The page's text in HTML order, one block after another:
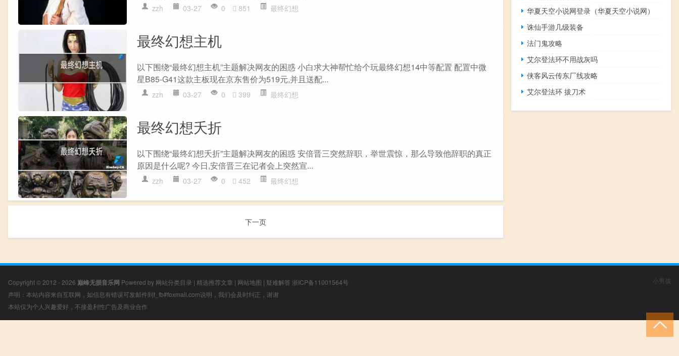
zzh 03-27 0 851 最终幻想
最终幻想主机
以下围绕“最终幻想主机”主题解决网友的困惑 小白求大神帮忙给个玩最终幻想14中等配置 配置中微
星B85-G41这款主板现在京东售价为519元,并且送配...
zzh 03-27 0 399 最终幻想
最终幻想夭折
以下围绕“最终幻想夭折”主题解决网友的困惑 安倍晋三突然辞职，举世震惊，那么导致他辞职的真正
原因是什么呢? 今日,安倍晋三在记者会上突然宣...
zzh 03-27 0 452 最终幻想
下一页
华夏天空小说网登录（华夏天空小说网）
诛仙手游几级装备
法门鬼攻略
艾尔登法环不用战灰吗
侠客风云传东厂线攻略
艾尔登法环 拔刀术
Copyright © 2012 - 2026 巅峰无损音乐网 Powered by 网站分类目录 | 精选推荐文章 | 网站地图 | 疑难解答 浙ICP备11001564号
声明：本站内容来自互联网，如信息有错误可发邮件到f_fb#foxmail.com说明，我们会及时纠正，谢谢
本站仅为个人兴趣爱好，不接盈利性广告及商业合作
小男孩